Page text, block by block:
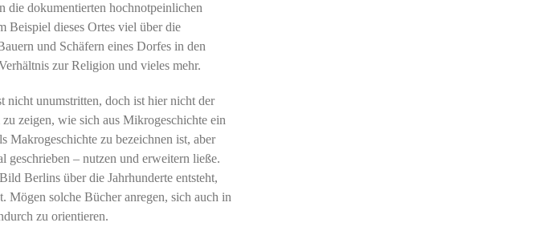
die dokumentierten hochnotpeinlichen
Beispiel dieses Ortes viel über die
und Schäfern eines Dorfes in den
zur Religion und vieles mehr.
nicht unumstritten, doch ist hier nicht der
zeigen, wie sich aus Mikrogeschichte ein
Makrogeschichte zu bezeichnen ist, aber
– nutzen und erweitern ließe.
Berlins über die Jahrhunderte entsteht,
Mögen solche Bücher anregen, sich auch in
zu orientieren.